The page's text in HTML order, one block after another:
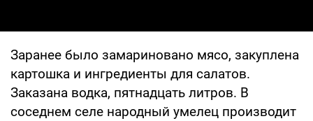
Заранее было замариновано мясо, закуплена
картошка и ингредиенты для салатов.
Заказана водка, пятнадцать литров. В
соседнем селе народный умелец производит